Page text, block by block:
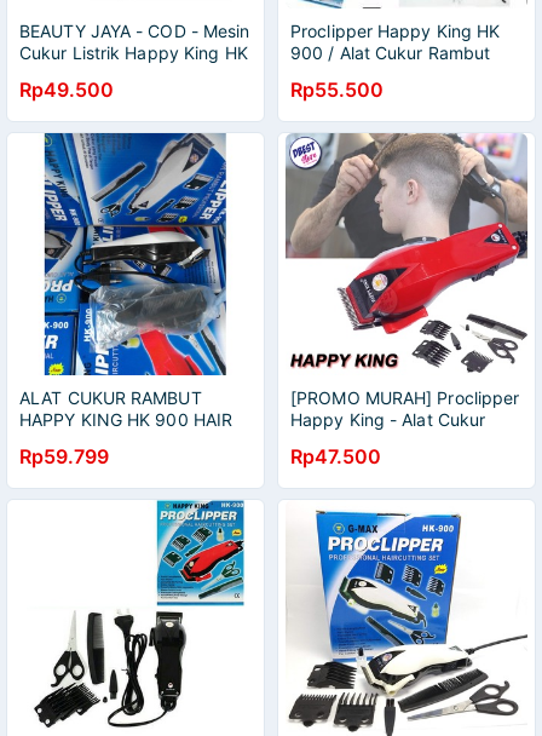
BEAUTY JAYA - COD - Mesin
Cukur Listrik Happy King HK
Cukur Potong Rambut
Jenggot Kumis
Rp49.500
Proclipper Happy King HK
900 / Alat Cukur Rambut
Cukur HK900 (Box Biru)
Rp55.500
ALAT CUKUR RAMBUT
HAPPY KING HK 900 HAIR
Rp59.799
[PROMO MURAH] Proclipper
Happy King - Alat Cukur
900
Rp47.500